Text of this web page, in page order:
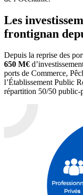
Les
frontignan
Depuis la reprise des
650 M€
ports de Commerce,
l’Établissement Public
répartition 50/50 public-